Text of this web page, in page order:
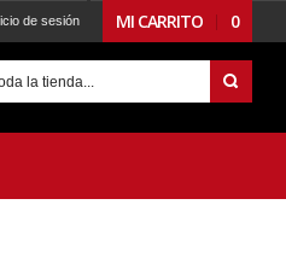
MI CARRITO 0
de sesión